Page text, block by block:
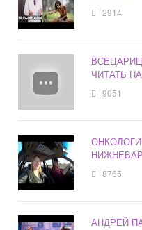
2914
ЧИТАТЬ
9051
8765
АНДРЕЙ